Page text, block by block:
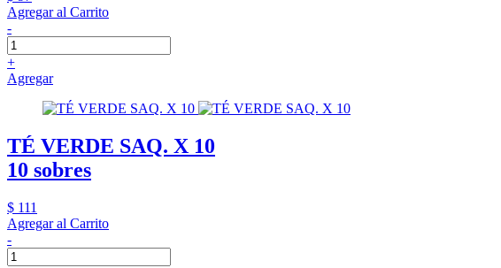
Agregar al Carrito
-
+
Agregar
TÉ VERDE SAQ. X 10
10 sobres
$ 111
Agregar al Carrito
-